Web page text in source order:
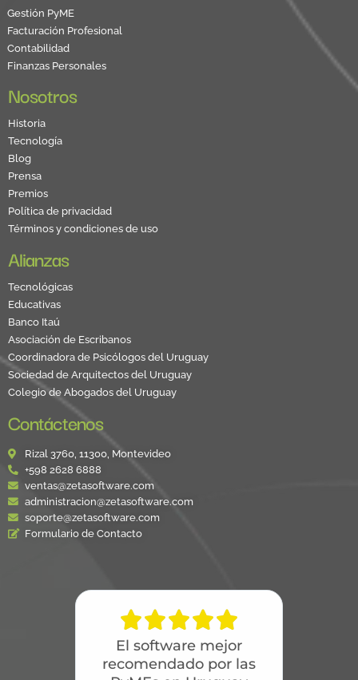
Gestión PyME
Facturación Profesional
Contabilidad
Finanzas Personales
Nosotros
Historia
Tecnología
Blog
Prensa
Premios
Política de privacidad
Términos y condiciones de uso
Alianzas
Tecnológicas
Educativas
Banco Itaú
Asociación de Escribanos
Coordinadora de Psicólogos del Uruguay
Sociedad de Arquitectos del Uruguay
Colegio de Abogados del Uruguay
Contáctenos
Rizal 3760, 11300, Montevideo
+598 2628 6888
ventas@zetasoftware.com
administracion@zetasoftware.com
soporte@zetasoftware.com
Formulario de Contacto

El software mejor
recomendado por las